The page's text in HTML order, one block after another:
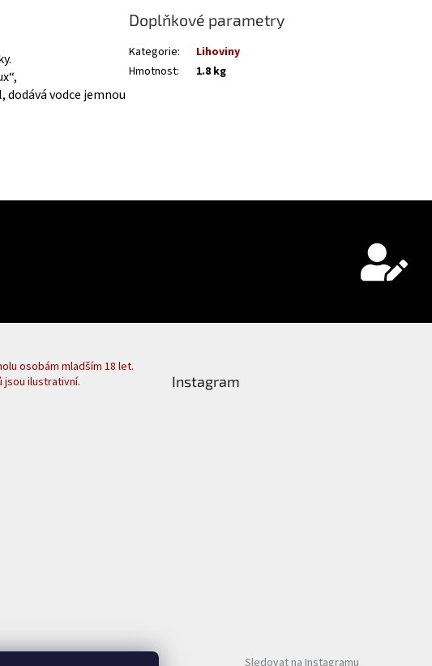
vodce jemnou
Doplňkové parametry
Kategorie:
Lihoviny
Hmotnost: 1.8 kg
osobám mladším 18 let.
ilustrativní.
Instagram
Sledovat na Instagramu